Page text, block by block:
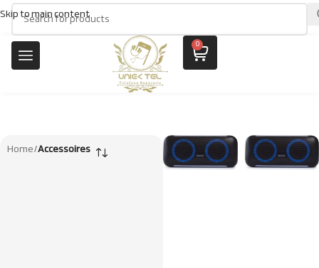
Skip to main content
0
Home/Accessoires